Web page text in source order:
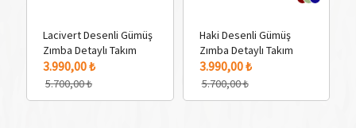
Lacivert Desenli Gümüş
Zımba Detaylı Takım
3.990,00 ₺
5.700,00 ₺
3 Adet Renk Seçeneği
Haki Desenli Gümüş
Zımba Detaylı Takım
3.990,00 ₺
5.700,00 ₺